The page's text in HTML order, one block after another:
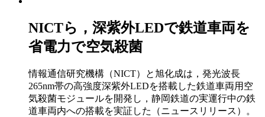
NICTら，深紫外LEDで鉄道車両を
省電力で空気殺菌
情報通信研究機構（NICT）と旭化成は，発光波長
265nm帯の高強度深紫外LEDを搭載した鉄道車両用空
気殺菌モジュールを開発し，静岡鉄道の実運行中の鉄
道車両内への搭載を実証した（ニュースリリース）。